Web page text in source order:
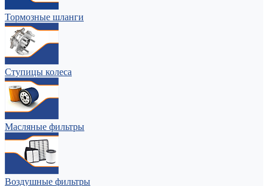
Тормозные шланги
Ступицы колеса
Масляные фильтры
Воздушные фильтры